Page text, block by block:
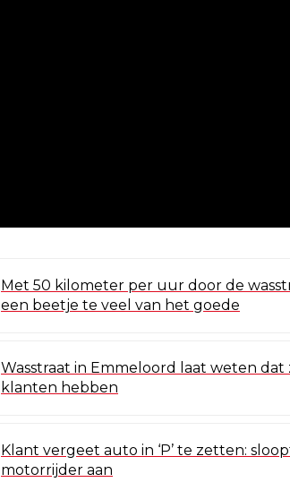
Met 50 kilometer per uur door de
een beetje te veel van het goede
Wasstraat in Emmeloord laat weten
klanten hebben
Klant vergeet auto in ‘P’ te zetten:
motorrijder aan